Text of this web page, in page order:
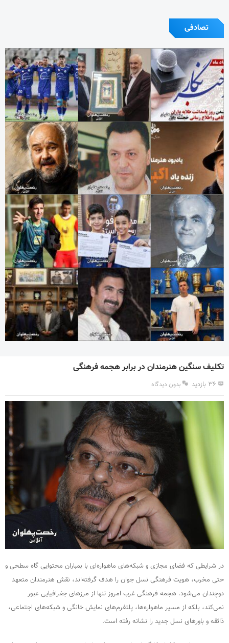
تصادفی
تکلیف سنگین هنرمندان در برابر هجمه فرهنگی
۳۶ بازدید بدون دیدگاه
در شرایطی که فضای مجازی و شبکه‌های ماهواره‌ای با بمباران محتوایی گاه سطحی و
حتی مخرب، هویت فرهنگی نسل جوان را هدف گرفته‌اند، نقش هنرمندان متعهد
دوچندان می‌شود. هجمه فرهنگی غرب امروز تنها از مرزهای جغرافیایی عبور
نمی‌کند، بلکه از مسیر ماهواره‌ها، پلتفرم‌های نمایش خانگی و شبکه‌های اجتماعی،
ذائقه و باورهای نسل جدید را نشانه رفته است.